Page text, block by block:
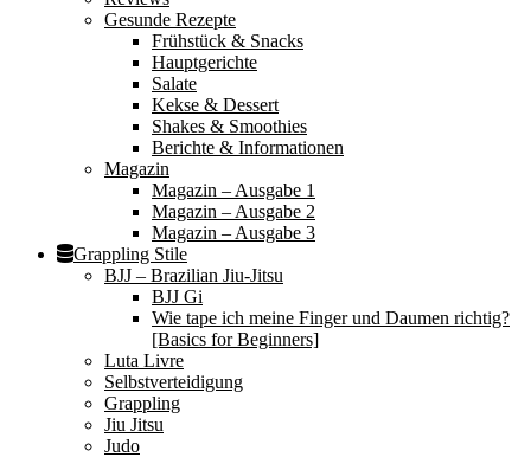
Gesunde Rezepte
Frühstück & Snacks
Hauptgerichte
Salate
Kekse & Dessert
Shakes & Smoothies
Berichte & Informationen
Magazin
Magazin – Ausgabe 1
Magazin – Ausgabe 2
Magazin – Ausgabe 3
Grappling Stile
BJJ – Brazilian Jiu-Jitsu
BJJ Gi
Wie tape ich meine Finger und Daumen richtig?
[Basics for Beginners]
Luta Livre
Selbstverteidigung
Grappling
Jiu Jitsu
Judo